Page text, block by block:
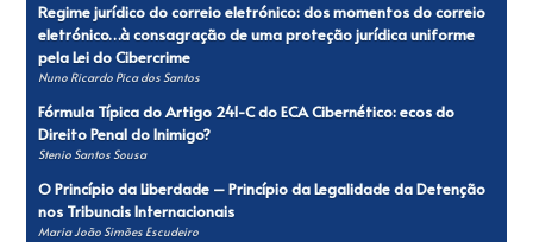
Regime jurídico do correio eletrónico: dos momentos do correio
eletrónico…à consagração de uma proteção jurídica uniforme
pela Lei do Cibercrime
Nuno Ricardo Pica dos Santos
Fórmula Típica do Artigo 241-C do ECA Cibernético: ecos do
Direito Penal do Inimigo?
Stenio Santos Sousa
O Princípio da Liberdade – Princípio da Legalidade da Detenção
nos Tribunais Internacionais
Maria João Simões Escudeiro